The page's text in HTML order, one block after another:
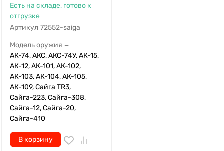
Есть на складе, готово к
отгрузке
Артикул 72552-saiga
Модель оружия —
АК-74, АКС, АКС-74У, АК-15,
АК-12, АК-101, АК-102,
АК-103, АК-104, АК-105,
АК-109, Сайга TR3,
Сайга-223, Сайга-308,
Сайга-12, Сайга-20,
Сайга-410
В корзину